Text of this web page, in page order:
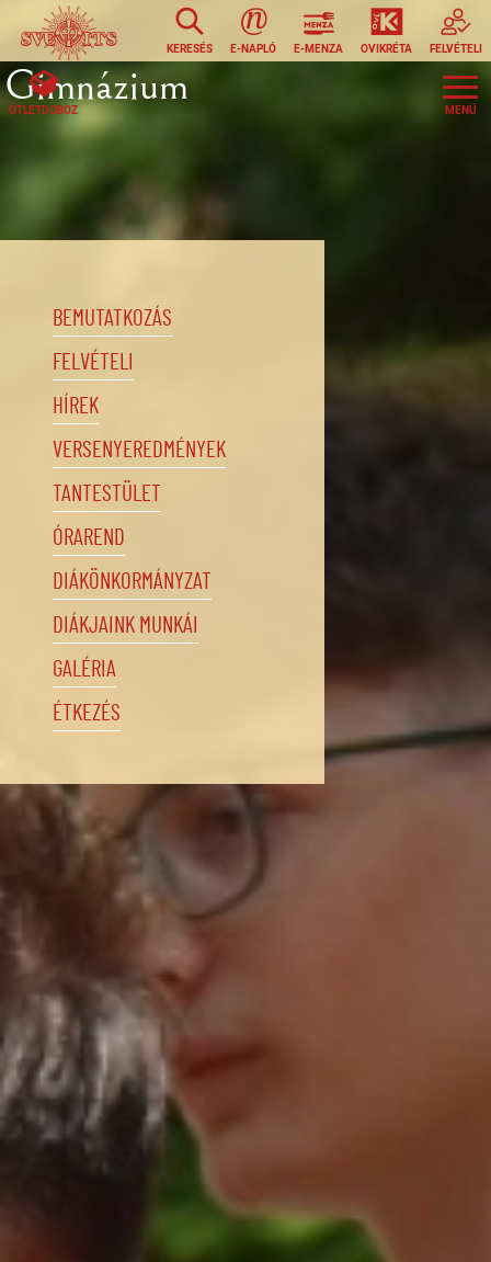
Ugrás a tartalomra
KERESÉS E-NAPLÓ E-MENZA OVIKRÉTA FELVÉTELI
ÖTLETDOBOZ
Gimnázium
BEMUTATKOZÁS
FELVÉTELI
HÍREK
VERSENYEREDMÉNYEK
TANTESTÜLET
ÓRAREND
DIÁKÖNKORMÁNYZAT
DIÁKJAINK MUNKÁI
GALÉRIA
ÉTKEZÉS